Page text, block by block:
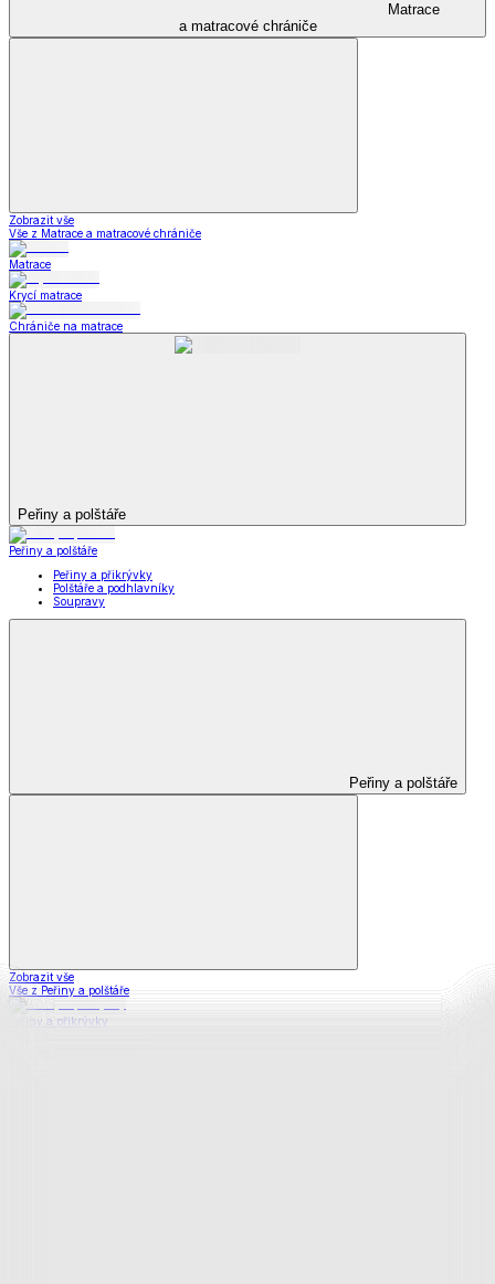
Matrace
a matracové chrániče
Zobrazit vše
Vše z Matrace a matracové chrániče
Matrace
Krycí matrace
Chrániče na matrace
Peřiny a polštáře
Peřiny a polštáře
Peřiny a přikrývky
Polštáře a podhlavníky
Soupravy
Peřiny a polštáře
Zobrazit vše
Vše z Peřiny a polštáře
Peřiny a přikrývky